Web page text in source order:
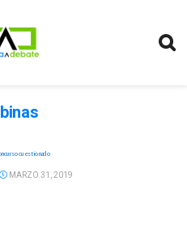
cuestionado
MARZO 31, 2019